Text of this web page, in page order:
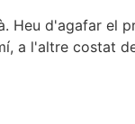
Heu d'agafar el
a l'altre costat